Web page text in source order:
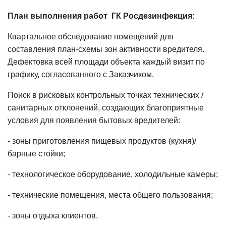
План выполнения работ ГК Росдезинфекция:
Квартальное обследование помещений для
составления план-схемы зон активности вредителя.
Дефектовка всей площади объекта каждый визит по
графику, согласованного с Заказчиком.
Поиск в рисковых контрольных точках технических /
санитарных отклонений, создающих благоприятные
условия для появления бытовых вредителей:
- зоны приготовления пищевых продуктов (кухня)/
барные стойки;
- технологическое оборудование, холодильные камеры;
- технические помещения, места общего пользования;
- зоны отдыха клиентов.